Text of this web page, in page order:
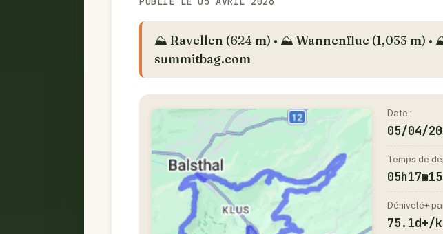
⛰️ Ravellen (624 m) • ⛰️ Wannenflue (1,033 m) •
summitbag.com
Date :
05/04/
Temps de
Dénivelé+
75.1d+/